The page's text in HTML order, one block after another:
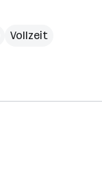
Vollzeit